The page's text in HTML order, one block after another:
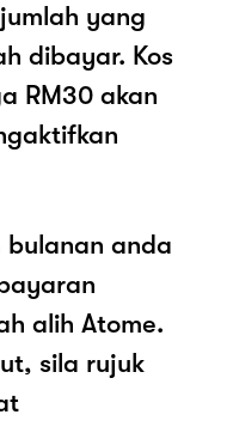
yang
dibayar. Kos
RM30 akan
bulanan anda
alih Atome.
sila rujuk